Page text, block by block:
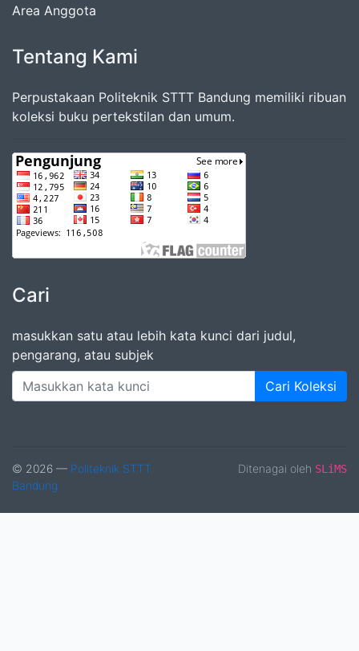
Area Anggota
Tentang Kami
Perpustakaan Politeknik STTT Bandung memiliki ribuan
koleksi buku pertekstilan dan umum.
Cari
masukkan satu atau lebih kata kunci dari judul,
pengarang, atau subjek
Cari Koleksi
© 2026 — Politeknik STTT
Bandung
Ditenagai oleh SLiMS